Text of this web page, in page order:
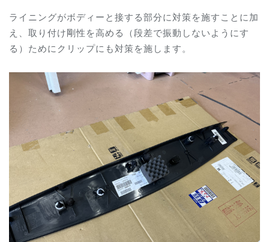
ライニングがボディーと接する部分に対策を施すことに加
え、取り付け剛性を高める（段差で振動しないようにす
る）ためにクリップにも対策を施します。